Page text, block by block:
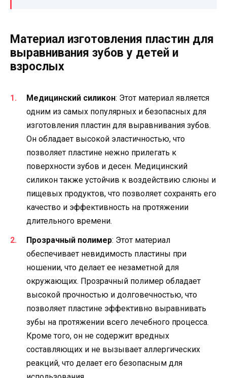
Материал изготовления пластин для
выравнивания зубов у детей и
взрослых
Медицинский силикон: Этот материал является
одним из самых популярных и безопасных для
изготовления пластин для выравнивания зубов.
Он обладает высокой эластичностью, что
позволяет пластине нежно прилегать к
поверхности зубов и десен. Медицинский
силикон также устойчив к воздействию слюны и
пищевых продуктов, что позволяет сохранять его
качество и эффективность на протяжении
длительного времени.
Прозрачный полимер: Этот материал
обеспечивает невидимость пластины при
ношении, что делает ее незаметной для
окружающих. Прозрачный полимер обладает
высокой прочностью и долговечностью, что
позволяет пластине эффективно выравнивать
зубы на протяжении всего лечебного процесса.
Кроме того, он не содержит вредных
составляющих и не вызывает аллергических
реакций, что делает его безопасным для